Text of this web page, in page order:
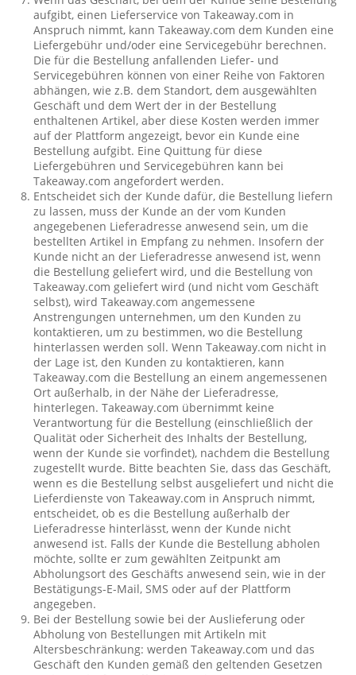
aufgibt, einen Lieferservice von Takeaway.com in
Anspruch nimmt, kann Takeaway.com dem Kunden eine
Liefergebühr und/oder eine Servicegebühr berechnen.
Die für die Bestellung anfallenden Liefer- und
Servicegebühren können von einer Reihe von Faktoren
abhängen, wie z.B. dem Standort, dem ausgewählten
Geschäft und dem Wert der in der Bestellung
enthaltenen Artikel, aber diese Kosten werden immer
auf der Plattform angezeigt, bevor ein Kunde eine
Bestellung aufgibt. Eine Quittung für diese
Liefergebühren und Servicegebühren kann bei
Takeaway.com angefordert werden.
Entscheidet sich der Kunde dafür, die Bestellung liefern
zu lassen, muss der Kunde an der vom Kunden
angegebenen Lieferadresse anwesend sein, um die
bestellten Artikel in Empfang zu nehmen. Insofern der
Kunde nicht an der Lieferadresse anwesend ist, wenn
die Bestellung geliefert wird, und die Bestellung von
Takeaway.com geliefert wird (und nicht vom Geschäft
selbst), wird Takeaway.com angemessene
Anstrengungen unternehmen, um den Kunden zu
kontaktieren, um zu bestimmen, wo die Bestellung
hinterlassen werden soll. Wenn Takeaway.com nicht in
der Lage ist, den Kunden zu kontaktieren, kann
Takeaway.com die Bestellung an einem angemessenen
Ort außerhalb, in der Nähe der Lieferadresse,
hinterlegen. Takeaway.com übernimmt keine
Verantwortung für die Bestellung (einschließlich der
Qualität oder Sicherheit des Inhalts der Bestellung,
wenn der Kunde sie vorfindet), nachdem die Bestellung
zugestellt wurde. Bitte beachten Sie, dass das Geschäft,
wenn es die Bestellung selbst ausgeliefert und nicht die
Lieferdienste von Takeaway.com in Anspruch nimmt,
entscheidet, ob es die Bestellung außerhalb der
Lieferadresse hinterlässt, wenn der Kunde nicht
anwesend ist. Falls der Kunde die Bestellung abholen
möchte, sollte er zum gewählten Zeitpunkt am
Abholungsort des Geschäfts anwesend sein, wie in der
Bestätigungs-E-Mail, SMS oder auf der Plattform
angegeben.
Bei der Bestellung sowie bei der Auslieferung oder
Abholung von Bestellungen mit Artikeln mit
Altersbeschränkung: werden Takeaway.com und das
Geschäft den Kunden gemäß den geltenden Gesetzen